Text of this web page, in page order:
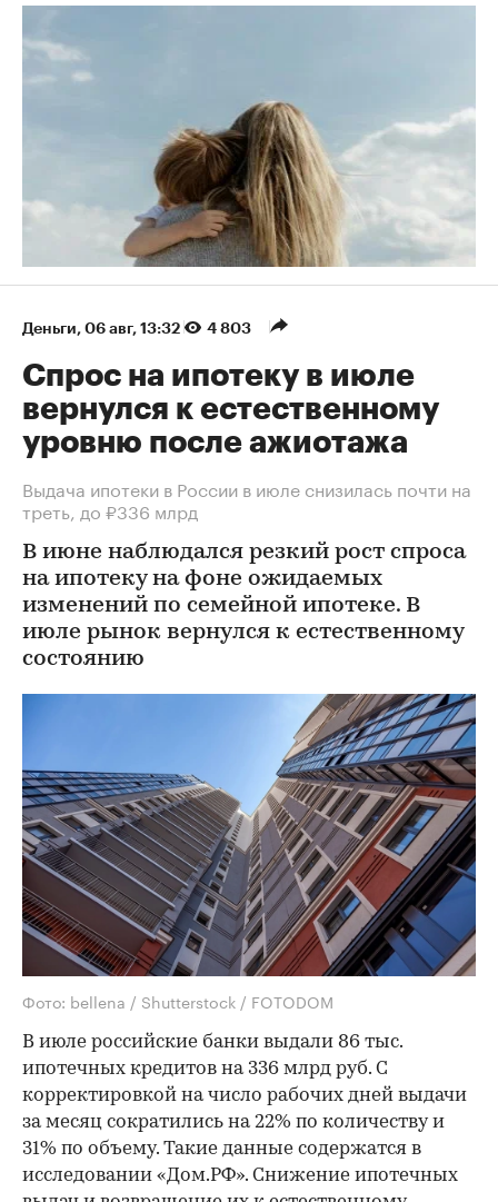
Деньги 06 авг, 13:32 4 803
Спрос на ипотеку в июле
вернулся к естественному
уровню после ажиотажа
Выдача ипотеки в России в июле снизилась почти на
треть, до ₽336 млрд
В июне наблюдался резкий рост спроса
на ипотеку на фоне ожидаемых
изменений по семейной ипотеке. В
июле рынок вернулся к естественному
состоянию
Фото: bellena / Shutterstock / FOTODOM
В июле российские банки выдали 86 тыс.
ипотечных кредитов на 336 млрд руб. С
корректировкой на число рабочих дней выдачи
за месяц сократились на 22% по количеству и
31% по объему. Такие данные содержатся в
исследовании «Дом.РФ». Снижение ипотечных